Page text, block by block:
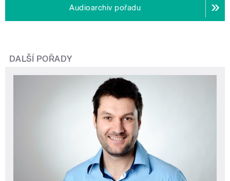
Audioarchiv pořadu
DALŠÍ POŘADY